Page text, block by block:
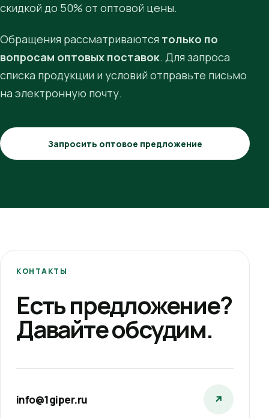
скидкой до 50% от оптовой цены.
Обращения рассматриваются только по
вопросам оптовых поставок. Для запроса
списка продукции и условий отправьте письмо
на электронную почту.
Запросить оптовое предложение
КОНТАКТЫ
Есть предложение?
Давайте обсудим.
info@1giper.ru ↗